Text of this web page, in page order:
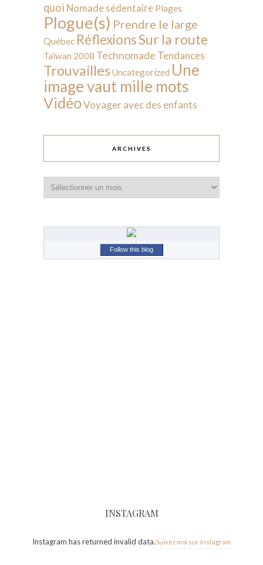
quoi Nomade sédentaire Plages
Plogue(s) Prendre le large
Québec RéflexionsSur la route
Taïwan 2008 Technomade Tendances
Trouvailles Uncategorized Une
image vaut mille mots
VidéoVoyager avec des enfants
ARCHIVES
Follow this blog
INSTAGRAM
Instagram has returned invalid data.Suivez moi sur Instagram